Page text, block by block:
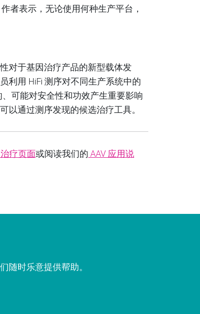
者表示，无论使用何种生产平台，
对于基因治疗产品的新型载体发
利用 HiFi 测序对不同生产系统中的
可能对安全性和功效产生重要影响
以通过测序发现的候选治疗工具。
疗页面或阅读我们的 AAV 应用说
随时乐意提供帮助。